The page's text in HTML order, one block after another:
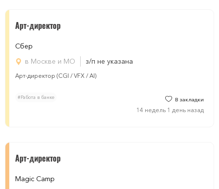
Арт-директор
Сбер
в Москве и МО
з/п не указана
Арт-директор (CGI / VFX / AI)
#Работа в банке В закладки
14 недель 1 день назад
Арт-директор
Magic Сamp